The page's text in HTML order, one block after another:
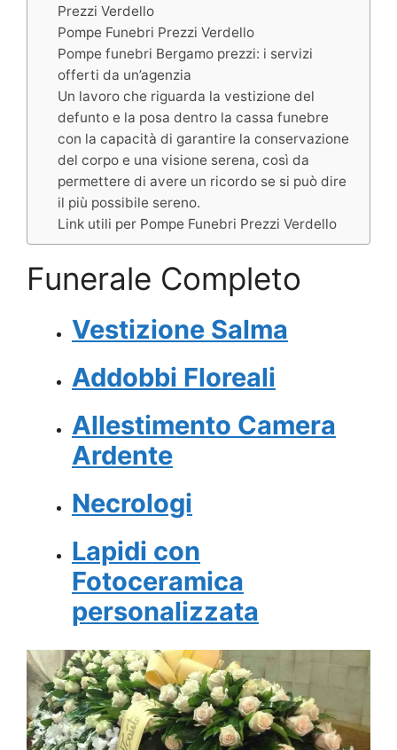
Prezzi Verdello
Pompe Funebri Prezzi Verdello
Pompe funebri Bergamo prezzi: i servizi
offerti da un’agenzia
Un lavoro che riguarda la vestizione del
defunto e la posa dentro la cassa funebre
con la capacità di garantire la conservazione
del corpo e una visione serena, così da
permettere di avere un ricordo se si può dire
il più possibile sereno.
Link utili per Pompe Funebri Prezzi Verdello
Funerale Completo
Vestizione Salma
Addobbi Floreali
Allestimento Camera
Ardente
Necrologi
Lapidi con
Fotoceramica
personalizzata